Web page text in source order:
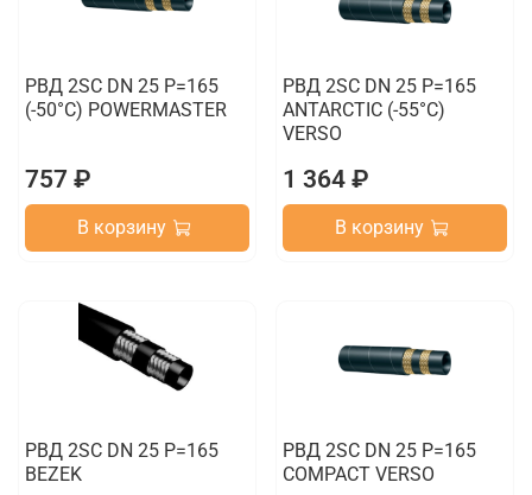
РВД 2SC DN 25 P=165
(-50°C) POWERMASTER
757 ₽
В корзину
РВД 2SC DN 25 P=165
ANTARCTIC (-55°C)
VERSO
1 364 ₽
В корзину
РВД 2SC DN 25 P=165
BEZEK
РВД 2SC DN 25 P=165
COMPACT VERSO